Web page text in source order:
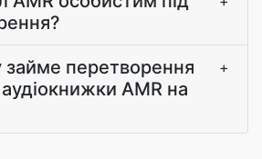
займе перетворення
AMR на
+